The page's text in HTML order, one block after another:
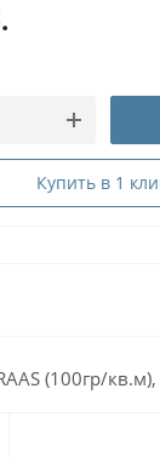
Купить в 1
(100гр/